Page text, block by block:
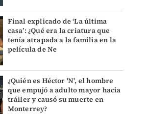
Final explicado de ‘La última
casa’: ¿Qué era la criatura que
tenía atrapada a la familia en la
película de Ne
¿Quién es Héctor 'N', el hombre
que empujó a adulto mayor hacia
tráiler y causó su muerte en
Monterrey?